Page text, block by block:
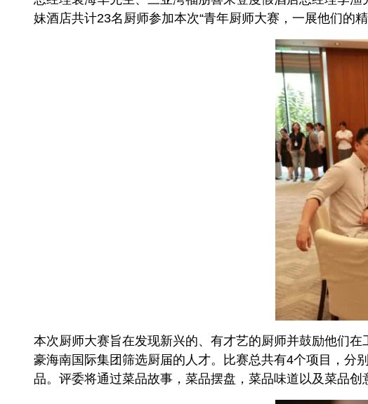
妹酒店共计23名厨师参加本次“青年厨师大赛，一展他们的精
本次厨师大赛旨在发现新兴的、有才艺的厨师并鼓励他们
豪海南国际集团筛选厨届的人才。比赛总共有4个项目，分
品。评委将通过菜品故事，菜品摆盘，菜品味道以及菜品创